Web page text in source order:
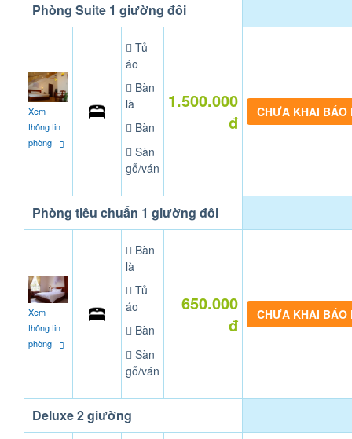
Phòng Suite 1 giường đôi
Xem
thông tin
phòng
Tủ
áo
Bàn
là
Bàn
Sàn
gỗ/ván
1.500.000
đ
CHƯA KHAI BÁO
Phòng tiêu chuẩn 1 giường đôi
Xem
thông tin
phòng
Bàn
là
Tủ
áo
Bàn
Sàn
gỗ/ván
650.000
đ
CHƯA KHAI BÁO
Deluxe 2 giường